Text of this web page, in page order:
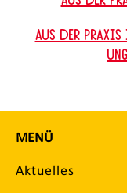
Aus der
MENÜ
Aktuelles